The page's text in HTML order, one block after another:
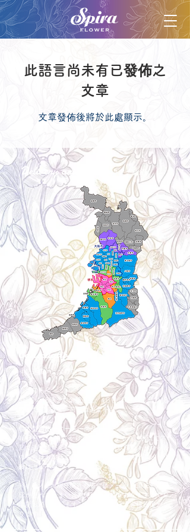
此語言尚未有已發佈之
文章
文章發佈後將於此處顯示。
Delivery aria 配送エリア・料金
Cancellation キャンセルについて
＜配送費＞ 全額返金。
​◎通常商品
5日前の18時まで全額返金。4日目以降〜2日前の18
時まで50%返金。前日は返金不可。
◎大型商品・オーダー商品
10日前〜5日前にかけ資材発注をする為、状況に応
じて返金額が変動します。10日前以降のキャンセル
の場合はお電話で頂きたく存じます。 制作スタート
後は返金不可。
※キャンセル期日間近の場合はメール、LINEでは確
認が遅れてしまい資材発注の恐れがありますのでお
電話お願い致します。振込手数料はお客様負担とな
ります。